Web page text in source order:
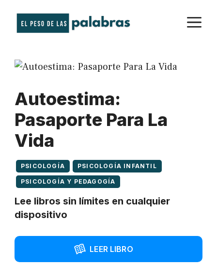
contenido
Autoestima:
Pasaporte Para La
Vida
PSICOLOGÍA PSICOLOGÍA INFANTIL
PSICOLOGÍA Y PEDAGOGÍA
Lee libros sin límites en cualquier
dispositivo
LEER LIBRO